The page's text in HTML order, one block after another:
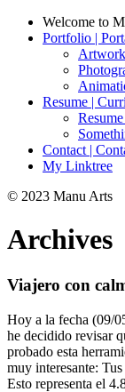
Welcome to
Portfolio |
Resume |
Contact |
My Linktree
© 2023 Manu Arts
Archives
Viajero con
Hoy a la fecha (09/
he decidido revisar
probado esta
muy interesante:
Esto representa el